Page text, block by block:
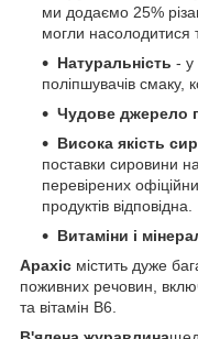
ми додаємо 25%
могли насолодитися
Натуральність - у
поліпшувачів смаку,
Чудове джерело
Висока якість
поставки сировини
перевірених
продуктів відповідна.
Витаміни і
Арахіс містить дуже
поживних речовин,
та вітамін В6.